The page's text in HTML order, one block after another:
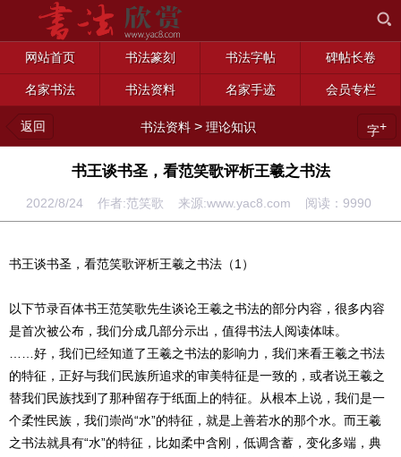
网站首页 书法篆刻 书法字帖 碑帖长卷
名家书法 书法资料 名家手迹 会员专栏
返回 书法资料 >理论知识 字+
书王谈书圣，看范笑歌评析王羲之书法
2022/8/24 作者:范笑歌 来源:www.yac8.com 阅读： 9990
书王谈书圣，看范笑歌评析王羲之书法（1）
以下节录百体书王范笑歌先生谈论王羲之书法的部分内容，很多内容
是首次被公布，我们分成几部分示出，值得书法人阅读体味。
……好，我们已经知道了王羲之书法的影响力，我们来看王羲之书法
的特征，正好与我们民族所追求的审美特征是一致的，或者说王羲之
替我们民族找到了那种留存于纸面上的特征。从根本上说，我们是一
个柔性民族，我们崇尚“水”的特征，就是上善若水的那个水。而王羲
之书法就具有“水”的特征，比如柔中含刚，低调含蓄，变化多端，典